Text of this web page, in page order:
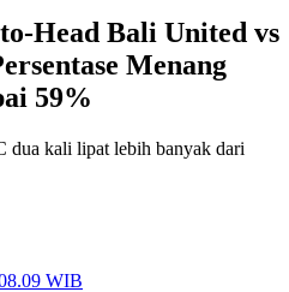
Head Bali United vs
Menang
59%
dua kali lipat lebih banyak dari
WIB